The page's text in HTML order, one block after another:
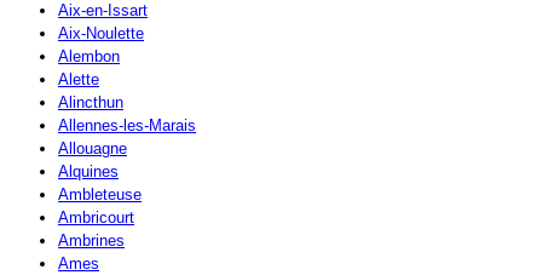
Aix-en-Issart
Aix-Noulette
Alembon
Alette
Alincthun
Allennes-les-Marais
Allouagne
Alquines
Ambleteuse
Ambricourt
Ambrines
Ames